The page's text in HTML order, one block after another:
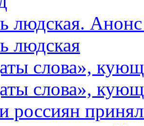
людская.
людская
слова»,
слова»,
россиян